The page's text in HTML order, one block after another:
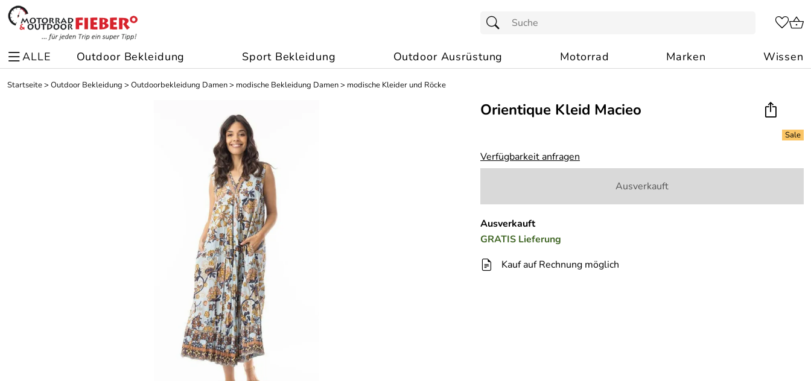
ALLE Outdoor Bekleidung Sport Bekleidung Outdoor Ausrüstung Motorrad Marken Wissen
Startseite> Outdoor Bekleidung > Outdoorbekleidung Damen> modische Bekleidung Damen> modische Kleider und Röcke
Orientique Kleid Macieo
Verfügbarkeit anfragen
Ausverkauft
Ausverkauft
GRATIS Lieferung
Kauf auf Rechnung möglich